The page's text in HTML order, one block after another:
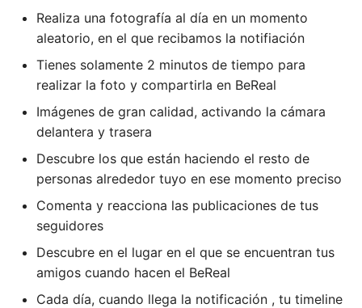
Realiza una fotografía al día en un momento
aleatorio, en el que recibamos la notifiación
Tienes solamente 2 minutos de tiempo para
realizar la foto y compartirla en BeReal
Imágenes de gran calidad, activando la cámara
delantera y trasera
Descubre los que están haciendo el resto de
personas alrededor tuyo en ese momento preciso
Comenta y reacciona las publicaciones de tus
seguidores
Descubre en el lugar en el que se encuentran tus
amigos cuando hacen el BeReal
Cada día, cuando llega la notificación , tu timeline